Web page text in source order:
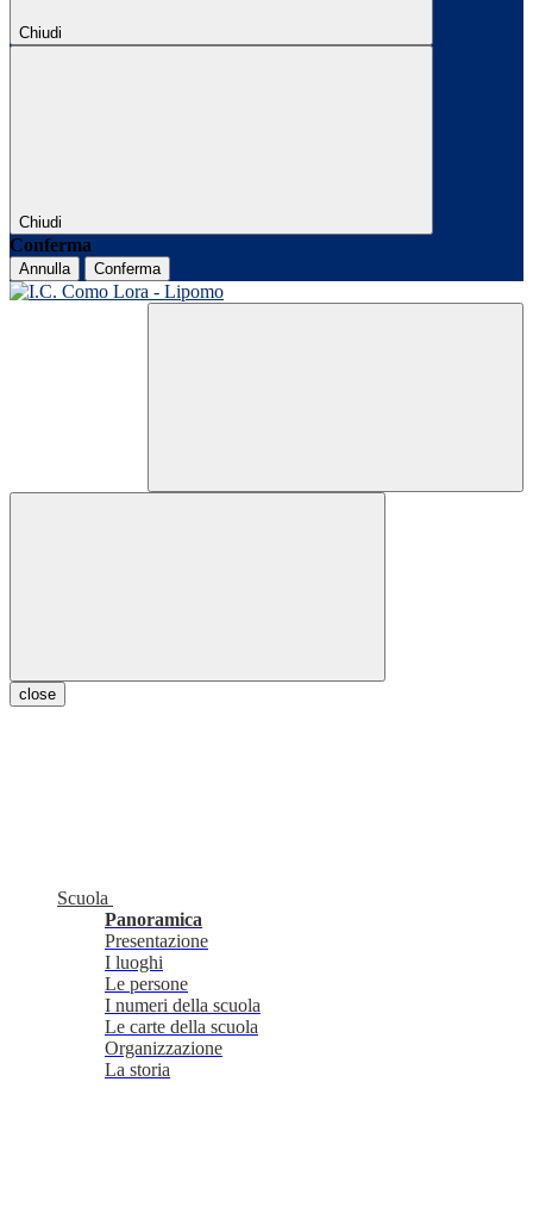
Chiudi
Chiudi
Conferma
Annulla Conferma
close
Scuola
Panoramica
Presentazione
I luoghi
Le persone
I numeri della scuola
Le carte della scuola
Organizzazione
La storia